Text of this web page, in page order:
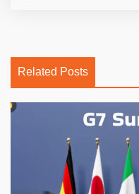
Related Posts